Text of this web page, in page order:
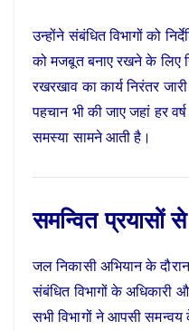
उन्होंने संबंधित विभागों को
को मजबूत बनाए रखने के लिए
रखरखाव का कार्य निरंतर
पहचान भी की जाए जहां हर
समस्या सामने आती है।
समन्वित
जल निकासी अभियान के
संबंधित विभागों के अधिकारी
सभी विभागों ने आपसी